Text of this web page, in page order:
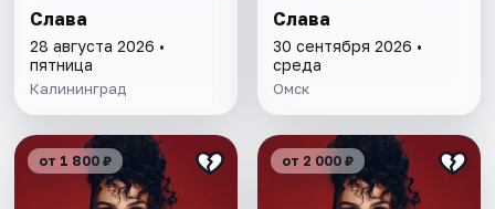
Слава
28 августа 2026 •
пятница
Калининград
Слава
30 сентября 2026 •
среда
Омск
от 1 800 ₽ от 2 000 ₽